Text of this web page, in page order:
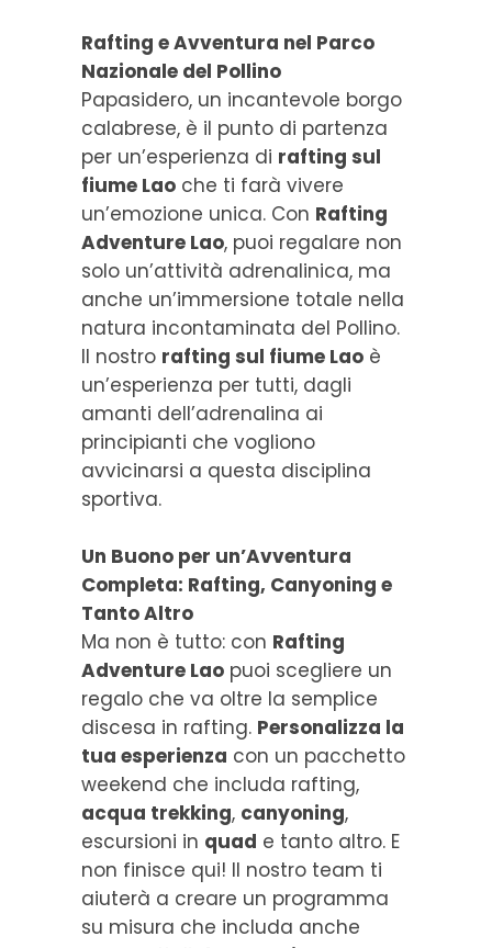
Rafting e Avventura nel Parco
Nazionale del Pollino
Papasidero, un incantevole borgo
calabrese, è il punto di partenza
per un’esperienza di rafting sul
fiume Lao che ti farà vivere
un’emozione unica. Con Rafting
Adventure Lao, puoi regalare non
solo un’attività adrenalinica, ma
anche un’immersione totale nella
natura incontaminata del Pollino.
Il nostro rafting sul fiume Lao è
un’esperienza per tutti, dagli
amanti dell’adrenalina ai
principianti che vogliono
avvicinarsi a questa disciplina
sportiva.
Un Buono per un’Avventura
Completa: Rafting, Canyoning e
Tanto Altro
Ma non è tutto: con Rafting
Adventure Lao puoi scegliere un
regalo che va oltre la semplice
discesa in rafting. Personalizza la
tua esperienza con un pacchetto
weekend che includa rafting,
acqua trekking, canyoning,
escursioni in quad e tanto altro. E
non finisce qui! Il nostro team ti
aiuterà a creare un programma
su misura che includa anche